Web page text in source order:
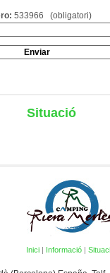
533966 (obligatori)
Situació
Inici Informació